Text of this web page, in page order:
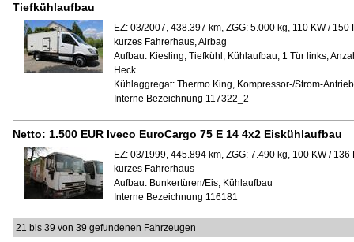
Tiefkühlaufbau
EZ: 03/2007, 438.397 km, ZGG: 5.000 kg, 110 KW /
kurzes Fahrerhaus, Airbag
Aufbau: Kiesling, Tiefkühl, Kühlaufbau, 1 Tür links,
Heck
Kühlaggregat: Thermo King, Kompressor-/Strom-
Interne Bezeichnung 117322_2
Netto: 1.500 EUR Iveco EuroCargo 75 E 14 4x2 Eiskühlaufbau
EZ: 03/1999, 445.894 km, ZGG: 7.490 kg, 100 KW /
kurzes Fahrerhaus
Aufbau: Bunkertüren/Eis, Kühlaufbau
Interne Bezeichnung 116181
21 bis 39 von 39 gefundenen Fahrzeugen